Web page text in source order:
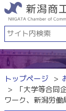
トップページ
「大学等合同
ワーク、新潟労働